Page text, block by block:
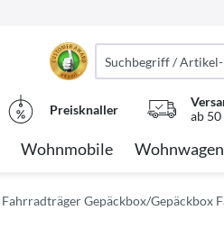
Preisknaller
ab
Wohnmobile Wohnwagen
Fahrradträger Gepäckbox/Gepäckbox